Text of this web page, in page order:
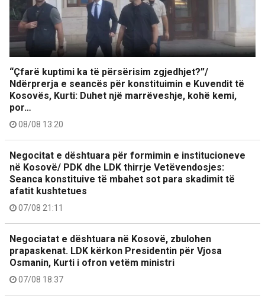
“Çfarë kuptimi ka të përsërisim zgjedhjet?”/
Ndërprerja e seancës për konstituimin e Kuvendit të
Kosovës, Kurti: Duhet një marrëveshje, kohë kemi,
por…
08/08 13:20
Negocitat e dështuara për formimin e institucioneve
në Kosovë/ PDK dhe LDK thirrje Vetëvendosjes:
Seanca konstituive të mbahet sot para skadimit të
afatit kushtetues
07/08 21:11
Negociatat e dështuara në Kosovë, zbulohen
prapaskenat. LDK kërkon Presidentin për Vjosa
Osmanin, Kurti i ofron vetëm ministri
07/08 18:37